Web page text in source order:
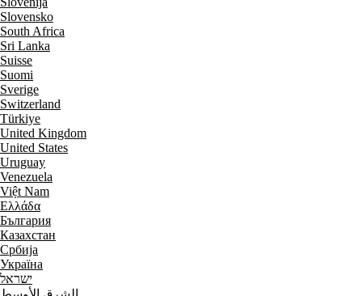
Slovensko
South Africa
Sri Lanka
Suisse
Suomi
Sverige
Switzerland
Türkiye
United Kingdom
United States
Uruguay
Venezuela
Việt Nam
Ελλάδα
България
Казахстан
Србија
Україна
ישראל